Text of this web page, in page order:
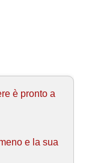
è pronto a
e la sua